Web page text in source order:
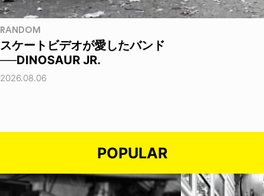
RANDOM
スケートビデオが愛したバンド
──DINOSAUR JR.
2026.08.06
POPULAR